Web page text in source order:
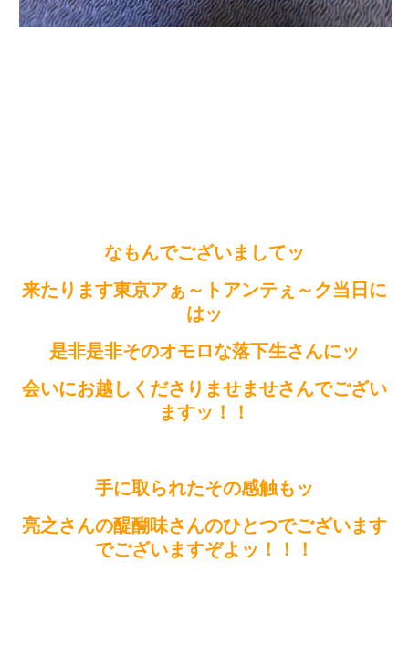
なもんでございましてッ
来たります東京アぁ～トアンテぇ～ク当日に
はッ
是非是非そのオモロな落下生さんにッ
会いにお越しくださりませませさんでござい
ますッ！！
手に取られたその感触もッ
亮之さんの醍醐味さんのひとつでございます
でございますぞよッ！！！